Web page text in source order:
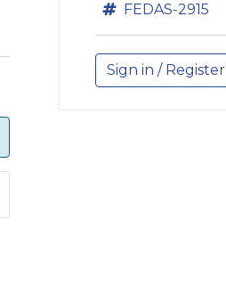
FEDAS-2915
Sign in / Register